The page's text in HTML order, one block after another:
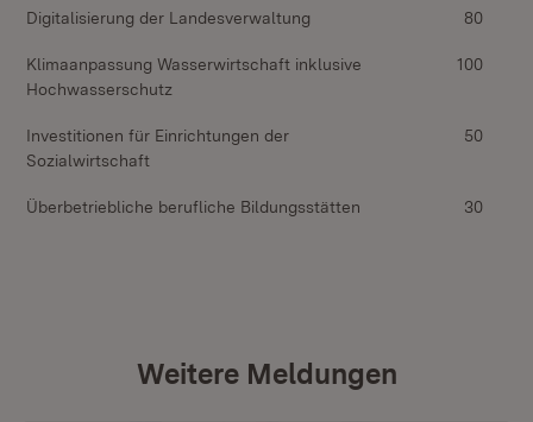
Digitalisierung der Landesverwaltung 80
Klimaanpassung Wasserwirtschaft inklusive
Hochwasserschutz
100
Investitionen für Einrichtungen der
Sozialwirtschaft
50
Überbetriebliche berufliche Bildungsstätten 30
Weitere Meldungen